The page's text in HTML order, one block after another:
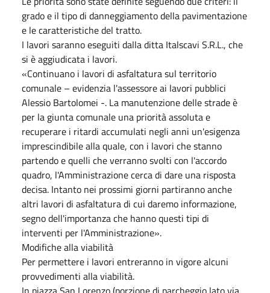
grado e il tipo di danneggiamento della pavimentazione
e le caratteristiche del tratto.
I lavori saranno eseguiti dalla ditta Italscavi S.R.L., che
si è aggiudicata i lavori.
«Continuano i lavori di asfaltatura sul territorio
comunale – evidenzia l'assessore ai lavori pubblici
Alessio Bartolomei -. La manutenzione delle strade è
per la giunta comunale una priorità assoluta e
recuperare i ritardi accumulati negli anni un'esigenza
imprescindibile alla quale, con i lavori che stanno
partendo e quelli che verranno svolti con l'accordo
quadro, l'Amministrazione cerca di dare una risposta
decisa. Intanto nei prossimi giorni partiranno anche
altri lavori di asfaltatura di cui daremo informazione,
segno dell'importanza che hanno questi tipi di
interventi per l'Amministrazione».
Modifiche alla viabilità
Per permettere i lavori entreranno in vigore alcuni
provvedimenti alla viabilità.